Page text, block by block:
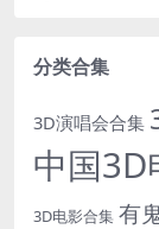
分类合集
3D演唱会合集
中国3D
3D电影合集 有